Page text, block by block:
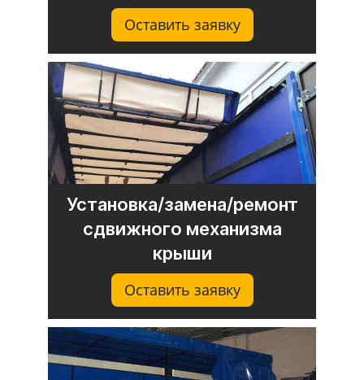
Оставить заявку
Установка/замена/ремонт
сдвижного механизма
крыши
Оставить заявку